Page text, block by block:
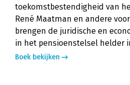
toekomstbestendigheid van
René Maatman en andere
brengen de juridische en
in het pensioenstelsel helder
Boek bekijken